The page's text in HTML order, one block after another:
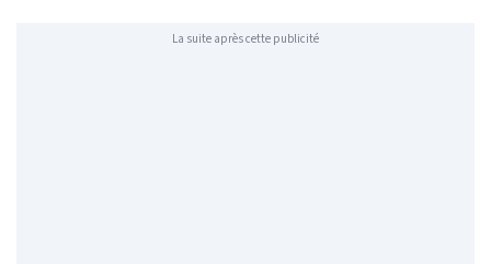
La suite après cette publicité